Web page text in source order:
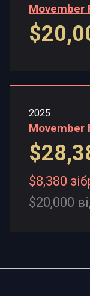
Movember
2025
Movember
$8,380
$20,000